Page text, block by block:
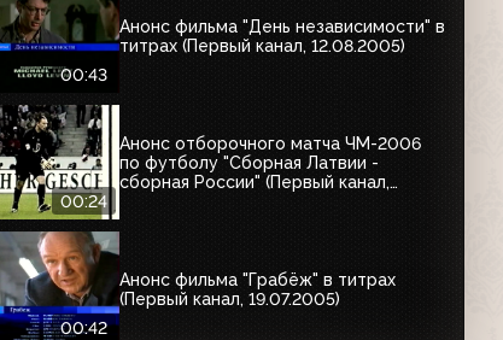
00:43
Анонс фильма "День независимости" в
титрах (Первый канал, 12.08.2005)
00:24
Анонс отборочного матча ЧМ-2006
по футболу "Сборная Латвии -
сборная России" (Первый канал,
00:42
Анонс фильма "Грабёж" в титрах
(Первый канал, 19.07.2005)